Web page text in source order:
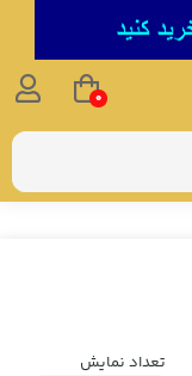
تعداد نمایش
0